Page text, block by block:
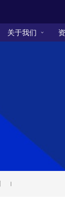
关于我们